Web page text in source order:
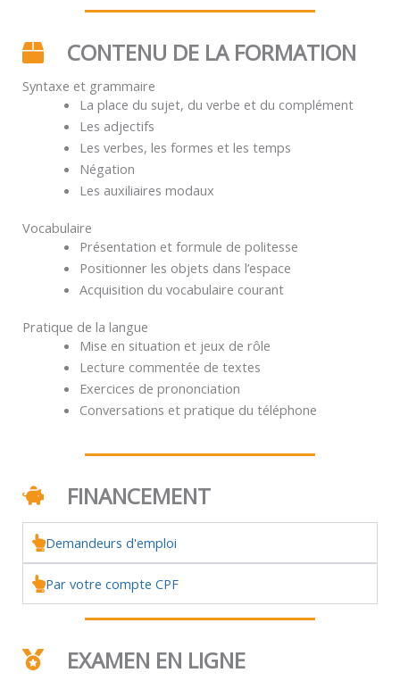
CONTENU DE LA FORMATION
Syntaxe et grammaire
La place du sujet, du verbe et du complément
Les adjectifs
Les verbes, les formes et les temps
Négation
Les auxiliaires modaux
Vocabulaire
Présentation et formule de politesse
Positionner les objets dans l’espace
Acquisition du vocabulaire courant
Pratique de la langue
Mise en situation et jeux de rôle
Lecture commentée de textes
Exercices de prononciation
Conversations et pratique du téléphone
FINANCEMENT
Demandeurs d'emploi
Par votre compte CPF
EXAMEN EN LIGNE